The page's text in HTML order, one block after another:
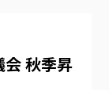
会 秋季昇